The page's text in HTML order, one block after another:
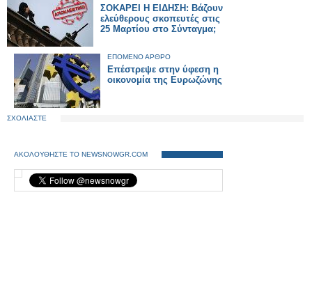
ΣΟΚΑΡΕΙ Η ΕΙΔΗΣΗ: Βάζουν
ελεύθερους σκοπευτές στις
25 Μαρτίου στο Σύνταγμα;
ΕΠΟΜΕΝΟ ΑΡΘΡΟ
Επέστρεψε στην ύφεση η
οικονομία της Ευρωζώνης
ΣΧΟΛΙΑΣΤΕ
ΑΚΟΛΟΥΘΗΣΤΕ ΤΟ NEWSNOWGR.COM